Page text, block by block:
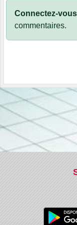
Connectez-vous
commentaires.